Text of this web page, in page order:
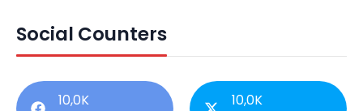
Social Counters
10,0K 10,0K